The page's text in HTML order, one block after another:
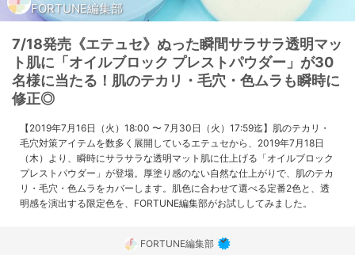
FORTUNE編集部
7/18発売《エテュセ》ぬった瞬間サラサラ透明マッ
ト肌に「オイルブロック プレストパウダー」が30
名様に当たる！肌のテカリ・毛穴・色ムラも瞬時に
修正◎
【2019年7月16日（火）18:00 〜 7月30日（火）17:59迄】肌のテカリ・
毛穴対策アイテムを数多く展開しているエテュセから、2019年7月18日
（木）より、瞬時にサラサラな透明マット肌に仕上げる「オイルブロック
プレストパウダー」が登場。厚塗り感のない自然な仕上がりで、肌のテカ
リ・毛穴・色ムラをカバーします。肌色に合わせて選べる定番2色と、透
明感を演出する限定色を、FORTUNE編集部がお試ししてみました。
FORTUNE編集部